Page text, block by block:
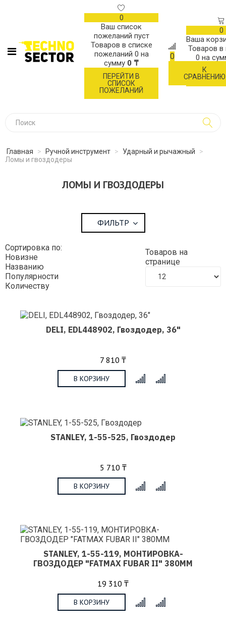
0
Ваш список
пожеланий пуст
Товаров в списке
пожеланий 0 на
сумму 0 ₸
ПЕРЕЙТИ В
СПИСОК
ПОЖЕЛАНИЙ
0
К
СРАВНЕНИЮ
0
Ваша
Товаров в
0 на
Главная > Ручной инструмент > Ударный и рычажный
>
Ломы и гвоздодеры
ЛОМЫ И ГВОЗДОДЕРЫ
ФИЛЬТР
Сортировка по:
Новизне
Названию
Популярности
Количеству
Товаров на
странице
DELI, EDL448902, Гвоздодер, 36"
7 810 ₸
В КОРЗИНУ
STANLEY, 1-55-525, Гвоздодер
5 710 ₸
В КОРЗИНУ
STANLEY, 1-55-119, МОНТИРОВКА-
ГВОЗДОДЕР "FATMAX FUBAR II" 380ММ
19 310 ₸
В КОРЗИНУ